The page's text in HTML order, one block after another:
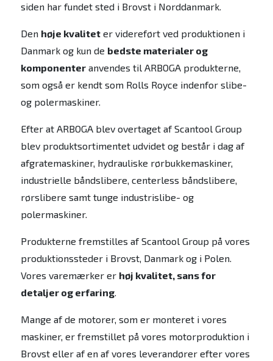
siden har fundet sted i Brovst i Norddanmark.
Den høje kvaliteter videreført ved produktionen i
Danmark og kun de bedste materialer og
komponenteranvendes til ARBOGA produkterne,
som også er kendt som Rolls Royce indenfor slibe-
og polermaskiner.
Efter at ARBOGA blev overtaget af Scantool Group
blev produktsortimentet udvidet og består i dag af
afgratemaskiner, hydrauliske rørbukkemaskiner,
industrielle båndslibere, centerless båndslibere,
rørslibere samt tunge industrislibe- og
polermaskiner.
Produkterne fremstilles af Scantool Group på vores
produktionssteder i Brovst, Danmark og i Polen.
Vores varemærker er høj kvalitet, sans for
detaljer og erfaring.
Mange af de motorer, som er monteret i vores
maskiner, er fremstillet på vores motorproduktion i
Brovst eller af en af vores leverandører efter vores